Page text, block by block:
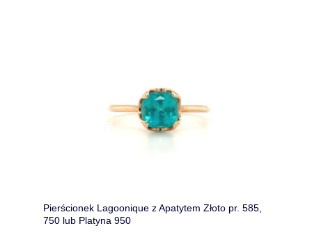
Pierścionek Lagoonique z Apatytem Złoto pr. 585,
750 lub Platyna 950